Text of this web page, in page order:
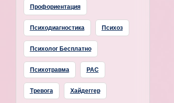
Профориентация
Психодиагностика Психоз
Психолог Бесплатно
Психотравма РАС
Тревога Хайдеггер